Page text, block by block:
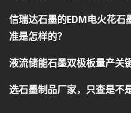
信瑞达石墨的EDM电火花
准是怎样的？
液流储能石墨双极板量产关
选石墨制品厂家，只查是不